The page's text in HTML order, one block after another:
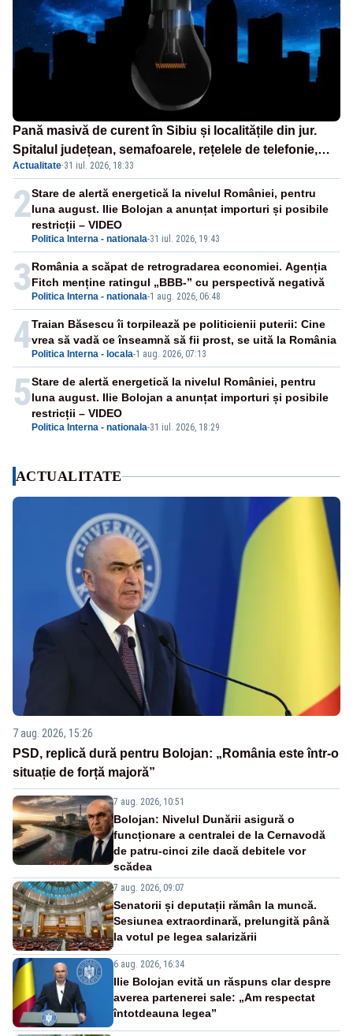
Pană masivă de curent în Sibiu și localitățile din jur.
Spitalul județean, semafoarele, rețelele de telefonie,
grav afectate
Actualitate·31 iul. 2026, 18:33
2
Politica Interna - nationala-31 iul. 2026, 19:43
Stare de alertă energetică la nivelul României, pentru
luna august. Ilie Bolojan a anunțat importuri și posibile
restricții – VIDEO
3 Politica Interna - nationala-1 aug. 2026, 06:48
România a scăpat de retrogradarea economiei. Agenția
Fitch menține ratingul „BBB-” cu perspectivă negativă
4 Politica Interna - locala-1 aug. 2026, 07:13
Traian Băsescu îi torpilează pe politicienii puterii: Cine
vrea să vadă ce înseamnă să fii prost, se uită la România
5
Politica Interna - nationala-31 iul. 2026, 18:29
Stare de alertă energetică la nivelul României, pentru
luna august. Ilie Bolojan a anunțat importuri și posibile
restricții – VIDEO
ACTUALITATE
7 aug. 2026, 15:26
PSD, replică dură pentru Bolojan: „România este într-o
situație de forță majoră”
7 aug. 2026, 10:51
Bolojan: Nivelul Dunării asigură o
funcționare a centralei de la Cernavodă
de patru-cinci zile dacă debitele vor
scădea
7 aug. 2026, 09:07
Senatorii și deputații rămân la muncă.
Sesiunea extraordinară, prelungită până
la votul pe legea salarizării
6 aug. 2026, 16:34
Ilie Bolojan evită un răspuns clar despre
averea partenerei sale: „Am respectat
întotdeauna legea”